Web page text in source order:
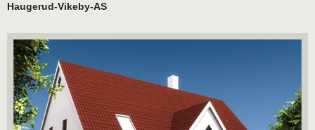
Haugerud-Vikeby-AS